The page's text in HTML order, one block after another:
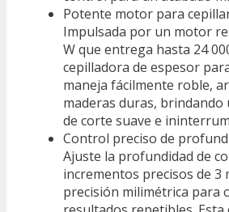
Potente motor para
Impulsada por un motor
W que entrega hasta 24
cepilladora de espesor
maneja fácilmente roble,
maderas duras, brindando
de corte suave e
Control preciso de
Ajuste la profundidad de
incrementos precisos de 3
precisión milimétrica para